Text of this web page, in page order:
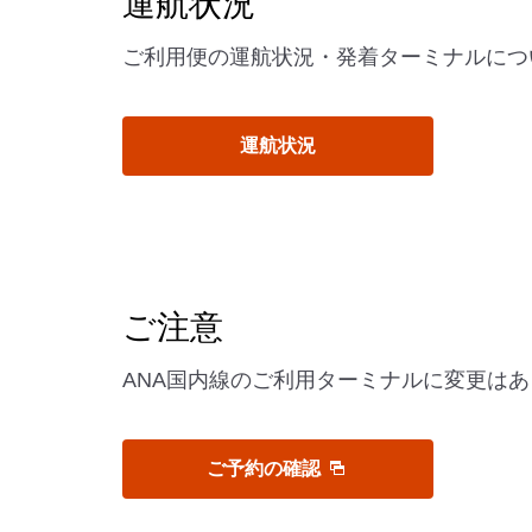
ご利用便の運航状況・発着ターミナルに
運航状況
ご注意
ANA国内線のご利用ターミナルに変更は
ご予約の確認